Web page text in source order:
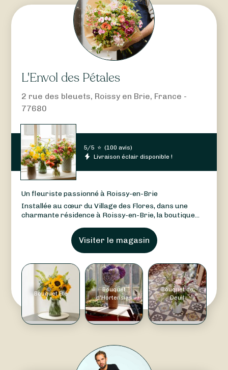
L'Envol des Pétales
2 rue des bleuets, Roissy en Brie, France -
77680
5/5 ⭐ (100 avis)
Livraison éclair disponible !
Un fleuriste passionné à Roissy-en-Brie
Installée au cœur du Village des Flores, dans une
charmante résidence à Roissy-en-Brie, la boutique...
Visiter le magasin
Bouquet Été
Bouquet
d'Hortensias
Bouquet de
Deuil